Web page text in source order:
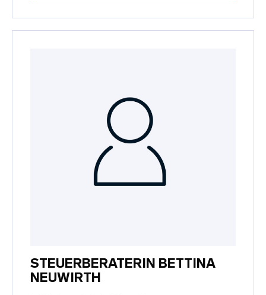
STEUERBERATERIN BETTINA
NEUWIRTH